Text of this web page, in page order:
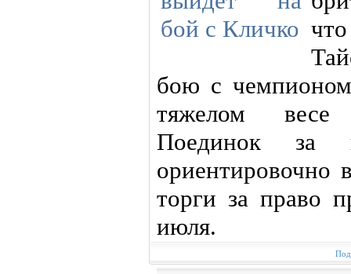
бою с
тяжелом
Поединок за
ориентировочно
торги за право
июля.